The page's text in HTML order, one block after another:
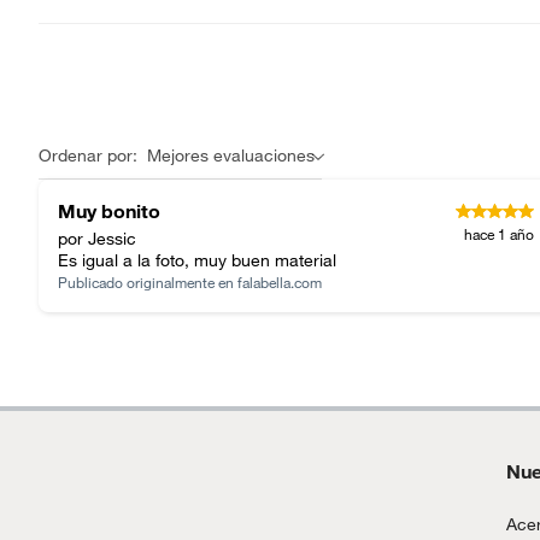
Ordenar por: Mejores evaluaciones
Muy bonito
por Jessic hace 1 año
Es igual a la foto, muy buen material
Publicado originalmente en falabella.com